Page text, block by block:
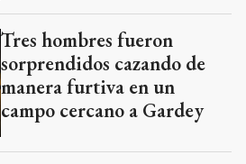
Tres hombres fueron
sorprendidos cazando de
manera furtiva en un
campo cercano a Gardey